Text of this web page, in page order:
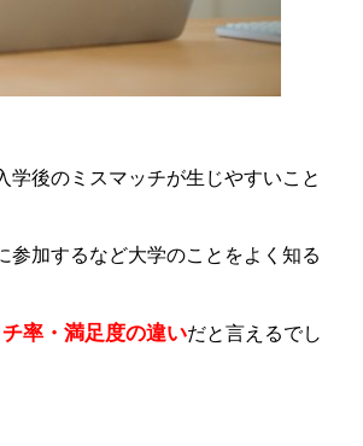
後のミスマッチが生じやすいこと
加するなど大学のことをよく知る
率・満足度の違いだと言えるでし